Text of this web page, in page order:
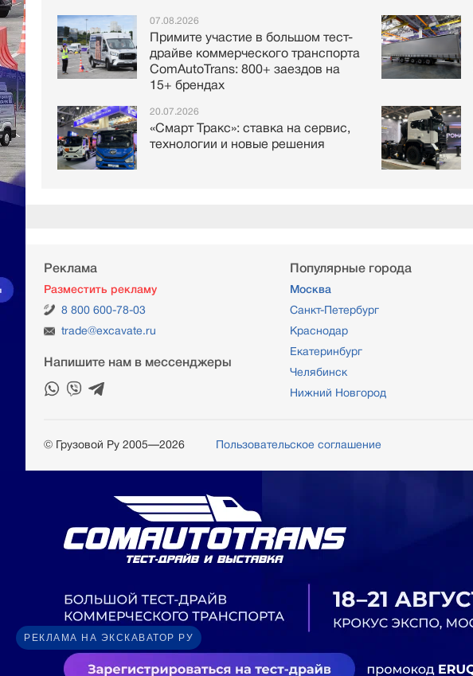
07.08.2026
Примите участие в большом тест-
драйве коммерческого транспорта
ComAutoTrans: 800+ заездов на
15+ брендах
20.07.2026
«Смарт Тракс»: ставка на сервис,
технологии и новые решения
Реклама
Разместить рекламу
8 800 600-78-03
trade@excavate.ru
Напишите нам в мессенджеры
Популярные города
Москва
Санкт-Петербург
Краснодар
Екатеринбург
Челябинск
Нижний Новгород
© Грузовой Ру 2005—2026 Пользовательское соглашение